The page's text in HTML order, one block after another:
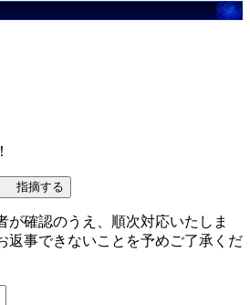
指摘する
が確認のうえ、順次対応いたしま
返事できないことを予めご了承くだ